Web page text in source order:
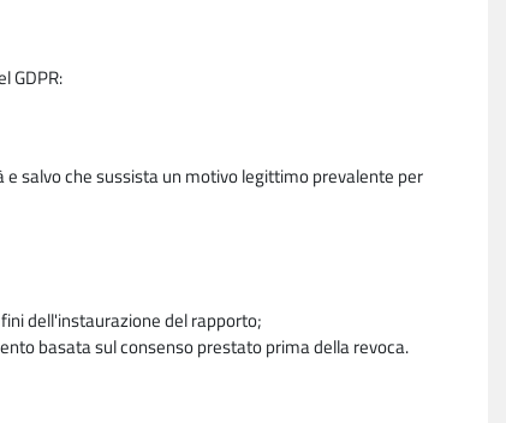
GDPR:
salvo che sussista un motivo legittimo prevalente per
dell'instaurazione del rapporto;
basata sul consenso prestato prima della revoca.